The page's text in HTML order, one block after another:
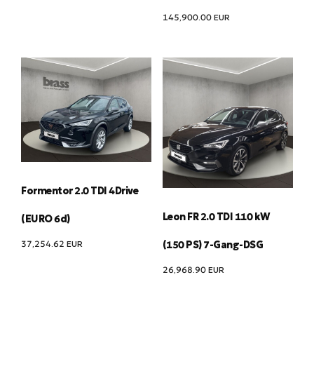
145,900.00 EUR
Formentor 2.0 TDI 4Drive
(EURO 6d)
37,254.62 EUR
Leon FR 2.0 TDI 110 kW
(150 PS) 7-Gang-DSG
26,968.90 EUR